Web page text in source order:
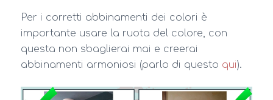
Per i corretti abbinamenti dei colori è
importante usare la ruota del colore, con
questa non sbaglierai mai e creerai
abbinamenti armoniosi (parlo di questo qui).